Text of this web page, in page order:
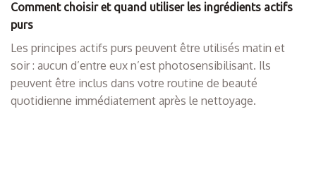
Comment choisir et quand utiliser les ingrédients actifs
purs
Les principes actifs purs peuvent être utilisés matin et
soir : aucun d’entre eux n’est photosensibilisant. Ils
peuvent être inclus dans votre routine de beauté
quotidienne immédiatement après le nettoyage.